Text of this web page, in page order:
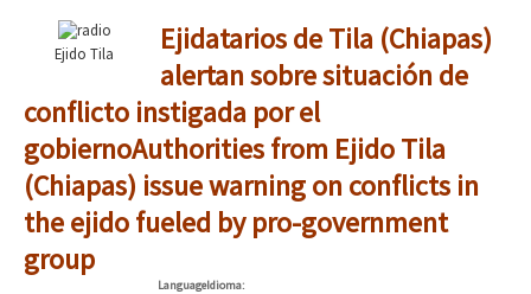
Ejido Tila
Ejidatarios de Tila (Chiapas)
alertan sobre situación de
conflicto instigada por el
gobiernoAuthorities from Ejido Tila
(Chiapas) issue warning on conflicts in
the ejido fueled by pro-government
group
LanguageIdioma: